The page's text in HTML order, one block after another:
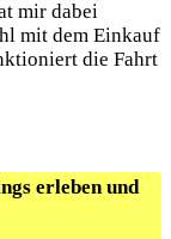
mir dabei
mit dem Einkauf
die Fahrt
erleben und